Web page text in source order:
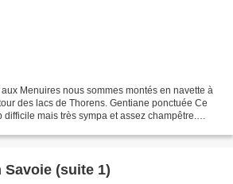
Menuires nous sommes montés en navette à
des lacs de Thorens. Gentiane ponctuée Ce
mais très sympa et assez champêtre.
Savoie (suite 1)